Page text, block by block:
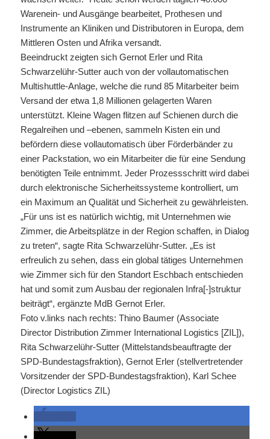
Warenein- und Ausgänge bearbeitet, Prothesen und
Instrumente an Kliniken und Distributoren in Europa, dem
Mittleren Osten und Afrika versandt.
Beeindruckt zeigten sich Gernot Erler und Rita
Schwarzelühr-Sutter auch von der vollautomatischen
Multishuttle-Anlage, welche die rund 85 Mitarbeiter beim
Versand der etwa 1,8 Millionen gelagerten Waren
unterstützt. Kleine Wagen flitzen auf Schienen durch die
Regalreihen und –ebenen, sammeln Kisten ein und
befördern diese vollautomatisch über Förderbänder zu
einer Packstation, wo ein Mitarbeiter die für eine Sendung
benötigten Teile entnimmt. Jeder Prozessschritt wird dabei
durch elektronische Sicherheitssysteme kontrolliert, um
ein Maximum an Qualität und Sicherheit zu gewährleisten.
„Für uns ist es natürlich wichtig, mit Unternehmen wie
Zimmer, die Arbeitsplätze in der Region schaffen, in Dialog
zu treten“, sagte Rita Schwarzelühr-Sutter. „Es ist
erfreulich zu sehen, dass ein global tätiges Unternehmen
wie Zimmer sich für den Standort Eschbach entschieden
hat und somit zum Ausbau der regionalen Infra[-]struktur
beiträgt“, ergänzte MdB Gernot Erler.
Foto v.links nach rechts: Thino Baumer (Associate
Director Distribution Zimmer International Logistics [ZIL]),
Rita Schwarzelühr-Sutter (Mittelstandsbeauftragte der
SPD-Bundestagsfraktion), Gernot Erler (stellvertretender
Vorsitzender der SPD-Bundestagsfraktion), Karl Schee
(Director Logistics ZIL)